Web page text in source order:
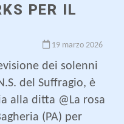
PER IL
19 marzo 2026
dei solenni
del Suffragio, è
alla ditta @La rosa
(PA) per